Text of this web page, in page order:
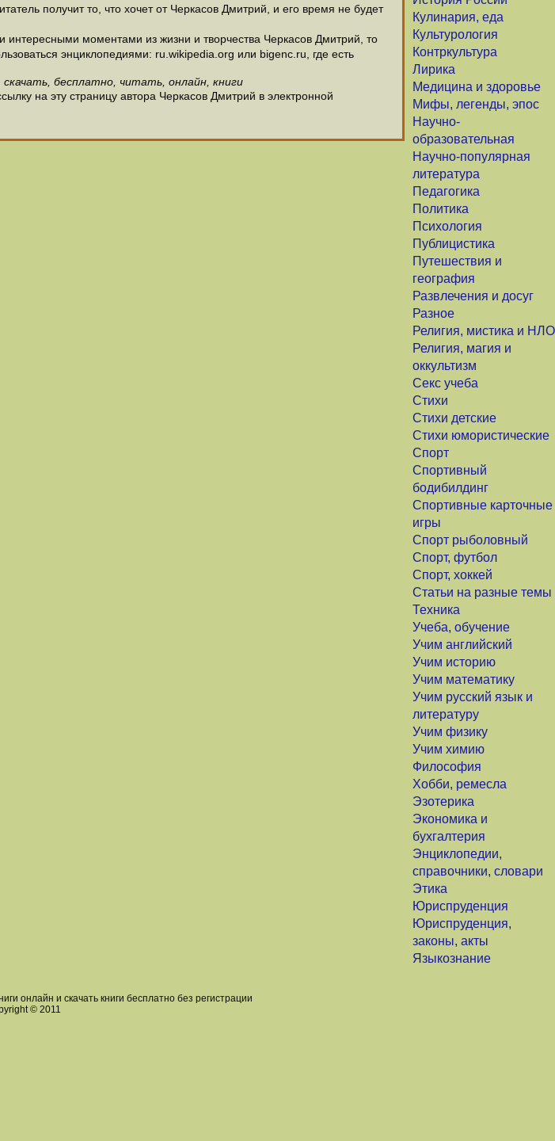
Кулинария, еда
Культурология
Контркультура
Лирика
Медицина и здоровье
Мифы, легенды, эпос
Научно-
образовательная
Научно-популярная
литература
Педагогика
Политика
Психология
Публицистика
Путешествия и
география
Развлечения и досуг
Разное
Религия, мистика и НЛО
Религия, магия и
оккультизм
Секс учеба
Стихи
Стихи детские
Стихи юмористические
Спорт
Спортивный
бодибилдинг
Спортивные карточные
игры
Спорт рыболовный
Спорт, футбол
Спорт, хоккей
Статьи на разные темы
Техника
Учеба, обучение
Учим английский
Учим историю
Учим математику
Учим русский язык и
литературу
Учим физику
Учим химию
Философия
Хобби, ремесла
Эзотерика
Экономика и
бухгалтерия
Энциклопедии,
справочники, словари
Этика
Юриспруденция
Юриспруденция,
законы, акты
Языкознание
получит то, что хочет от Черкасов Дмитрий, и его время не будет
моментами из жизни и творчества Черкасов Дмитрий, то
энциклопедиями: ru.wikipedia.org или bigenc.ru, где есть
бесплатно, читать, онлайн, книги
на эту страницу автора Черкасов Дмитрий в электронной
онлайн и скачать книги бесплатно без регистрации
© 2011